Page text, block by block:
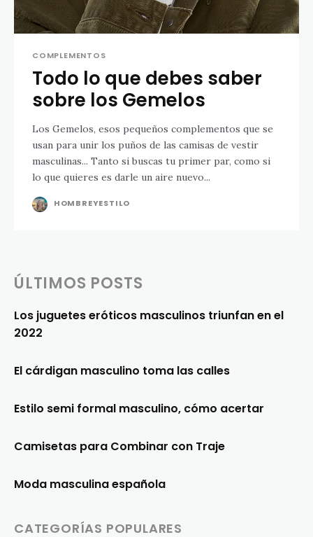
COMPLEMENTOS
Todo lo que debes saber
sobre los Gemelos
Los Gemelos, esos pequeños complementos que se
usan para unir los puños de las camisas de vestir
masculinas... Tanto si buscas tu primer par, como si
lo que quieres es darle un aire nuevo...
HOMBREYESTILO
ÚLTIMOS POSTS
Los juguetes eróticos masculinos triunfan en el
2022
El cárdigan masculino toma las calles
Estilo semi formal masculino, cómo acertar
Camisetas para Combinar con Traje
Moda masculina española
CATEGORÍAS POPULARES